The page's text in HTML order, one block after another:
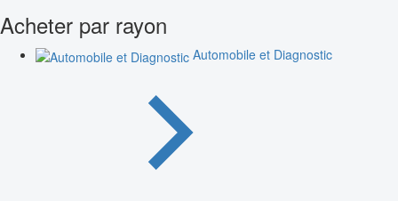
Acheter par rayon
Automobile et Diagnostic